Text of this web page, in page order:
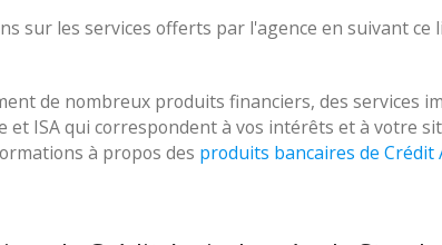
sur les services offerts par l'agence en suivant ce
de nombreux produits financiers, des services
et ISA qui correspondent à vos intérêts et à votre
à propos des produits bancaires de Crédit